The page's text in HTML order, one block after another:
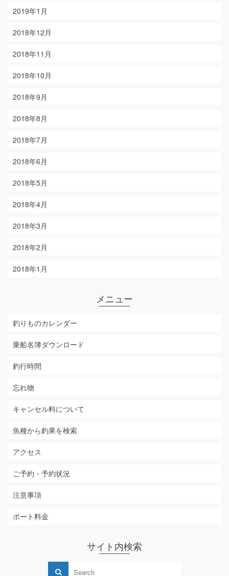
2019年1月
2018年12月
2018年11月
2018年10月
2018年9月
2018年8月
2018年7月
2018年6月
2018年5月
2018年4月
2018年3月
2018年2月
2018年1月
メニュー
釣りものカレンダー
乗船名簿ダウンロード
釣行時間
忘れ物
キャンセル料について
魚種から釣果を検索
アクセス
ご予約・予約状況
注意事項
ボート料金
サイト内検索